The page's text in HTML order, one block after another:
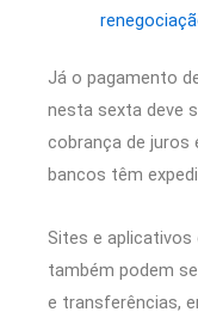
Já o pagamento
nesta sexta deve
cobrança de juros
bancos têm
Sites e
também podem
e transferências,